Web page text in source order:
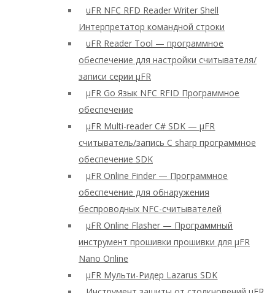
uFR NFC RFD Reader Writer Shell
Интерпретатор командной строки
uFR Reader Tool — программное
обеспечение для настройки считывателя/
записи серии μFR
μFR Go Язык NFC RFID Программное
обеспечение
μFR Multi-reader C# SDK — μFR
считыватель/запись C sharp программное
обеспечение SDK
μFR Online Finder — Программное
обеспечение для обнаружения
беспроводных NFC-считывателей
μFR Online Flasher — Программный
инструмент прошивки прошивки для μFR
Nano Online
μFR Мульти-Ридер Lazarus SDK